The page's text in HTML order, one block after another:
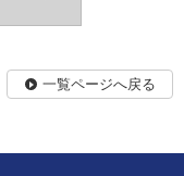
一覧ページへ戻る